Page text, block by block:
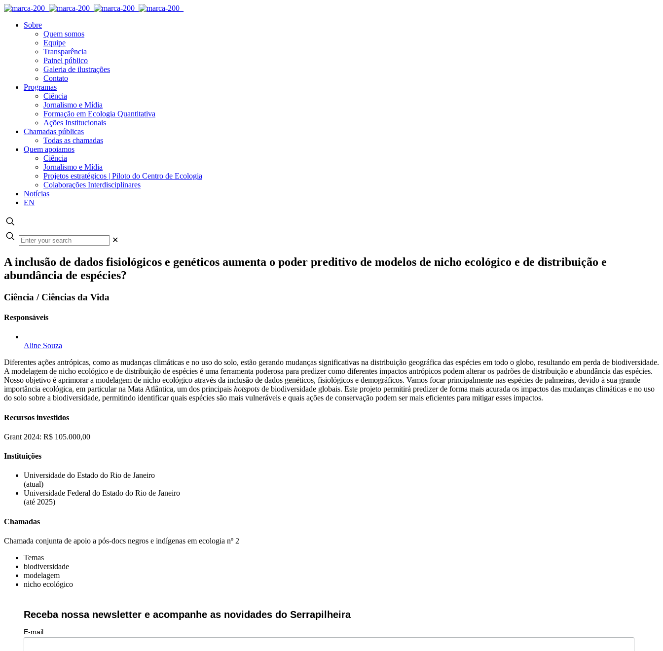
Sobre
Quem somos
Equipe
Transparência
Painel público
Galeria de ilustrações
Contato
Programas
Ciência
Jornalismo e Mídia
Formação em Ecologia Quantitativa
Ações Institucionais
Chamadas públicas
Todas as chamadas
Quem apoiamos
Ciência
Jornalismo e Mídia
Projetos estratégicos | Piloto do Centro de Ecologia
Colaborações Interdisciplinares
Notícias
EN
✕
A inclusão de dados fisiológicos e genéticos aumenta o poder preditivo de modelos de nicho ecológico e de distribuição e
abundância de espécies?
Ciência / Ciências da Vida
Responsáveis
Aline Souza
Diferentes ações antrópicas, como as mudanças climáticas e no uso do solo, estão gerando mudanças significativas na distribuição geográfica das espécies em todo o globo, resultando em perda de biodiversidade.
A modelagem de nicho ecológico e de distribuição de espécies é uma ferramenta poderosa para predizer como diferentes impactos antrópicos podem alterar os padrões de distribuição e abundância das espécies.
Nosso objetivo é aprimorar a modelagem de nicho ecológico através da inclusão de dados genéticos, fisiológicos e demográficos. Vamos focar principalmente nas espécies de palmeiras, devido à sua grande
importância ecológica, em particular na Mata Atlântica, um dos principais hotspots de biodiversidade globais. Este projeto permitirá predizer de forma mais acurada os impactos das mudanças climáticas e no uso
do solo sobre a biodiversidade, permitindo identificar quais espécies são mais vulneráveis e quais ações de conservação podem ser mais eficientes para mitigar esses impactos.
Recursos investidos
Grant 2024: R$ 105.000,00
Instituições
Universidade do Estado do Rio de Janeiro
(atual)
Universidade Federal do Estado do Rio de Janeiro
(até 2025)
Chamadas
Chamada conjunta de apoio a pós-docs negros e indígenas em ecologia nº 2
Temas
biodiversidade
modelagem
nicho ecológico
Receba nossa newsletter e acompanhe as novidades do Serrapilheira
E-mail